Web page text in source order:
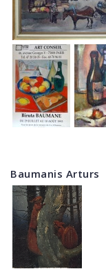
Baumanis Arturs